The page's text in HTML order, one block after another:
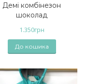
Демі комбінезон
шоколад
1.350грн
До кошика